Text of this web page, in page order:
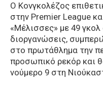
Ο Κονγκολέζος
στην Premier League
«Μέλισσες» με 49 γκολ
διοργανώσεις,
στο πρωτάθλημα την
προσωπικό ρεκόρ και
νούμερο 9 στη